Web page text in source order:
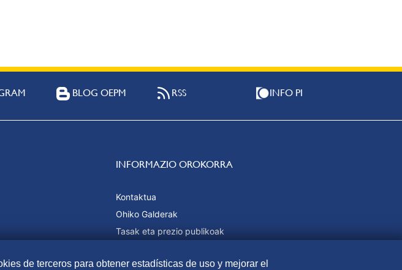
BLOG OEPM RSS INFO PI
INFORMAZIO OROKORRA
Kontaktua
Ohiko Galderak
Tasak eta prezio publikoak
Web Mapa
de terceros para obtener estadísticas de uso y mejorar el